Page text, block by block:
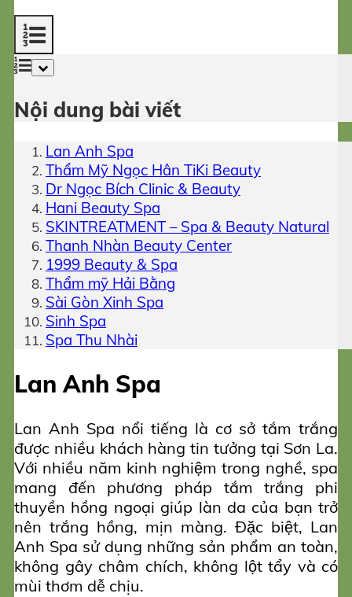
Nội dung bài viết
Lan Anh Spa
Thẩm Mỹ Ngọc Hân TiKi Beauty
Dr Ngọc Bích Clinic & Beauty
Hani Beauty Spa
SKINTREATMENT – Spa & Beauty Natural
Thanh Nhàn Beauty Center
1999 Beauty & Spa
Thẩm mỹ Hải Bằng
Sài Gòn Xinh Spa
Sinh Spa
Spa Thu Nhài
Lan Anh Spa
Lan Anh Spa nổi tiếng là cơ sở tắm trắng
được nhiều khách hàng tin tưởng tại Sơn La.
Với nhiều năm kinh nghiệm trong nghề, spa
mang đến phương pháp tắm trắng phi
thuyền hồng ngoại giúp làn da của bạn trở
nên trắng hồng, mịn màng. Đặc biệt, Lan
Anh Spa sử dụng những sản phẩm an toàn,
không gây châm chích, không lột tẩy và có
mùi thơm dễ chịu.